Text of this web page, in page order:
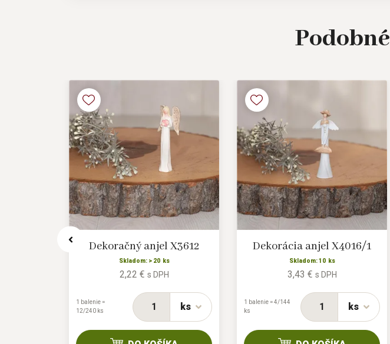
Podobné
Dekoračný anjel X3612
Skladom: > 20 ks
2,22 € s DPH
ks
1 balenie =
12/240 ks
Dekorácia anjel X4016/1
Skladom: 10 ks
3,43 € s DPH
ks
1 balenie = 4/144
ks